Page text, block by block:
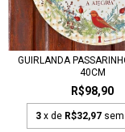
GUIRLANDA
40CM
R$98,90
3 x de R$32,97